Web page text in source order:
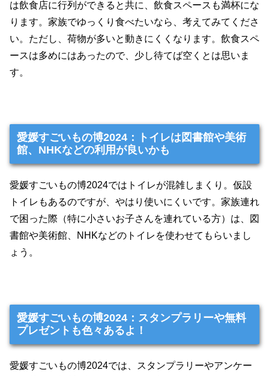
は飲食店に行列ができると共に、飲食スペースも満杯にな
ります。家族でゆっくり食べたいなら、考えてみてくださ
い。ただし、荷物が多いと動きにくくなります。飲食スペ
ースは多めにはあったので、少し待てば空くとは思いま
す。
愛媛すごいもの博2024：トイレは図書館や美術
館、NHKなどの利用が良いかも
愛媛すごいもの博2024ではトイレが混雑しまくり。仮設
トイレもあるのですが、やはり使いにくいです。家族連れ
で困った際（特に小さいお子さんを連れている方）は、図
書館や美術館、NHKなどのトイレを使わせてもらいまし
ょう。
愛媛すごいもの博2024：スタンプラリーや無料
プレゼントも色々あるよ！
愛媛すごいもの博2024では、スタンプラリーやアンケー